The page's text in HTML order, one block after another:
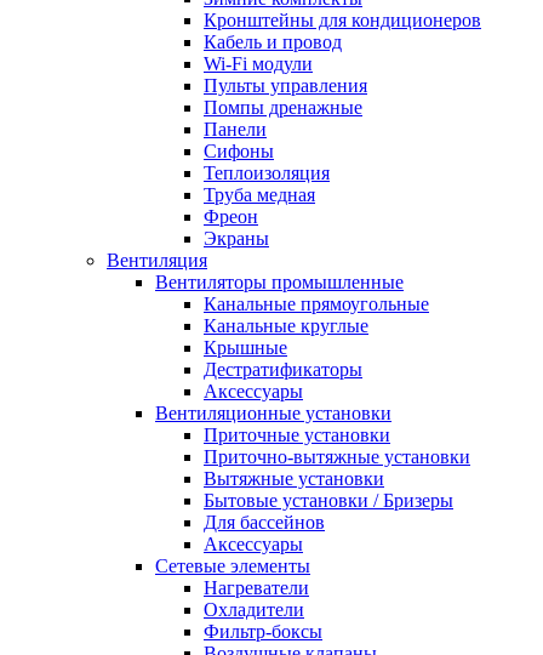
Кронштейны для кондиционеров
Кабель и провод
Wi-Fi модули
Пульты управления
Помпы дренажные
Панели
Сифоны
Теплоизоляция
Труба медная
Фреон
Экраны
Вентиляция
Вентиляторы промышленные
Канальные прямоугольные
Канальные круглые
Крышные
Дестратификаторы
Аксессуары
Вентиляционные установки
Приточные установки
Приточно-вытяжные установки
Вытяжные установки
Бытовые установки / Бризеры
Для бассейнов
Аксессуары
Сетевые элементы
Нагреватели
Охладители
Фильтр-боксы